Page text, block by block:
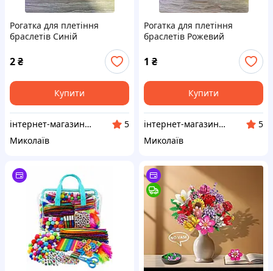
Рогатка для плетіння
браслетів Синій
2₴
Купити
інтернет-магазин "Рукодельнія"
5
Миколаїв
Рогатка для плетіння
браслетів Рожевий
1 ₴
Купити
інтернет-магазин "Рукодельнія"
5
Миколаїв